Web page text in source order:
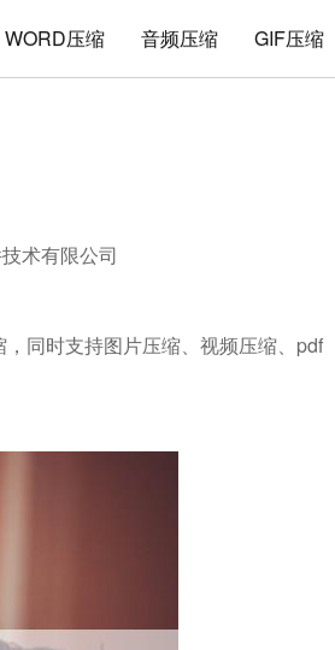
WORD压缩 音频压缩 GIF压缩
术有限公司
同时支持图片压缩、视频压缩、pdf